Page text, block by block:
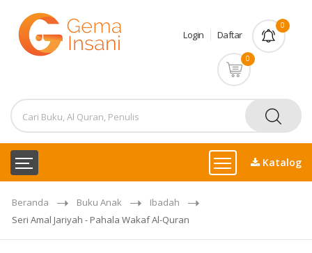
Login Daftar
0
0
Katalog
Beranda Buku Anak
Ibadah
Seri Amal Jariyah - Pahala Wakaf Al-Quran